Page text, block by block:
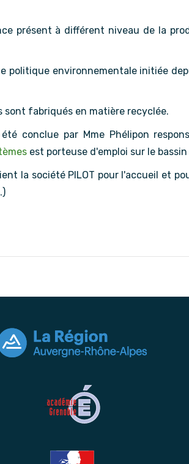
présent à différent niveau de la
politique environnementale initiée
sont fabriqués en matière recyclée.
conclue par Mme Phélipon
est porteuse d'emploi sur le
la société PILOT pour l'accueil et